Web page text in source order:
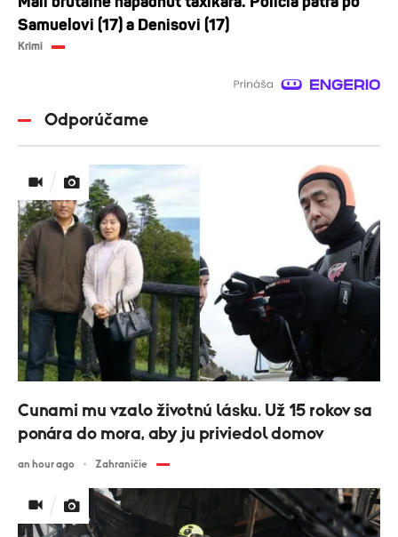
Samuelovi (17) a Denisovi (17)
Krimi
Odporúčame
Cunami mu vzalo životnú lásku. Už 15 rokov sa
ponára do mora, aby ju priviedol domov
an hour ago Zahraničie